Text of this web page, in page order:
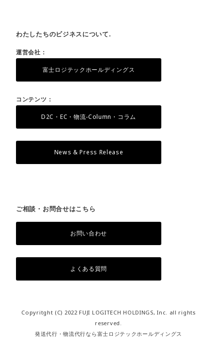
わたしたちのビジネスについて.
運営会社：
富士ロジテックホールディングス
コンテンツ：
D2C・EC・物流-Column・コラム
News & Press Release
ご相談・お問合せはこちら
お問い合わせ
よくある質問
Copyritght (C) 2022 FUJI LOGITECH HOLDINGS, Inc. all rights
reserved.
発送代行・物流代行なら富士ロジテックホールディングス